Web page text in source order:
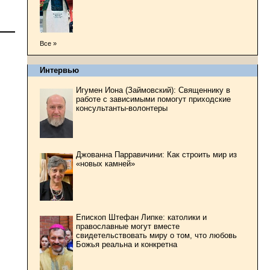
Все »
Интервью
Игумен Иона (Займовский): Священнику в
работе с зависимыми помогут приходские
консультанты-волонтеры
Джованна Парравичини: Как строить мир из
«новых камней»
Епископ Штефан Липке: католики и
православные могут вместе
свидетельствовать миру о том, что любовь
Божья реальна и конкретна